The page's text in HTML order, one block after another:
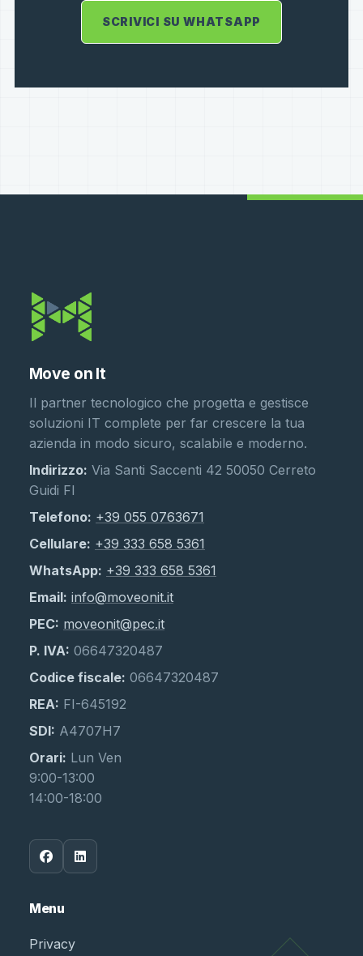
SCRIVICI SU WHATSAPP
Move on It
Il partner tecnologico che progetta e gestisce
soluzioni IT complete per far crescere la tua
azienda in modo sicuro, scalabile e moderno.
Indirizzo: Via Santi Saccenti 42 50050 Cerreto
Guidi FI
Telefono: +39 055 0763671
Cellulare: +39 333 658 5361
WhatsApp: +39 333 658 5361
Email: info@moveonit.it
PEC: moveonit@pec.it
P. IVA: 06647320487
Codice fiscale: 06647320487
REA: FI-645192
SDI: A4707H7
Orari: Lun Ven
9:00-13:00
14:00-18:00
Menu
Privacy